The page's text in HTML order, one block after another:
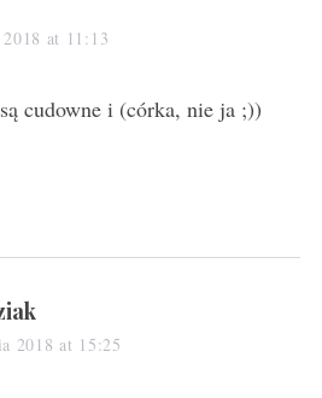
at 11:13
cudowne i (córka, nie ja ;))
2018 at 15:25